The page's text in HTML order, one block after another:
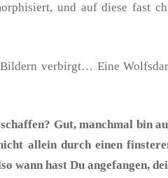
und auf diese fast
verbirgt… Eine
Gut, manchmal bin
allein durch einen
wann hast Du angefangen,